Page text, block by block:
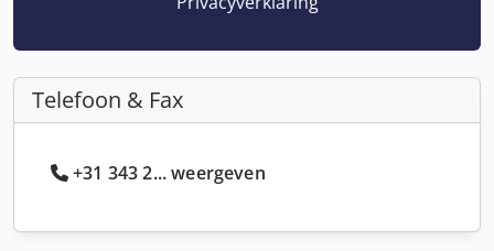
Telefoon & Fax
+31 343 2... weergeven